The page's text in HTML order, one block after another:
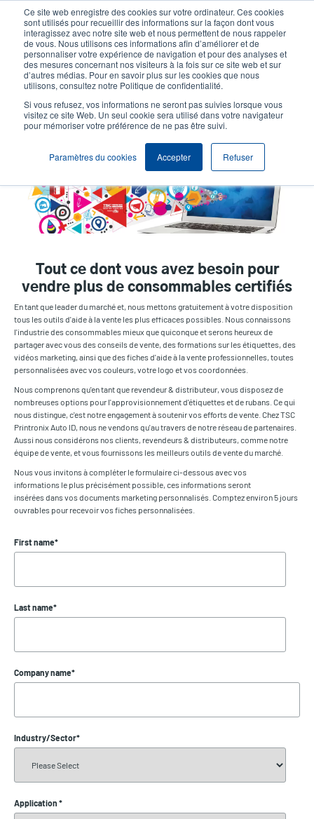
Ce site web enregistre des cookies sur votre ordinateur. Ces cookies
sont utilisés pour recueillir des informations sur la façon dont vous
interagissez avec notre site web et nous permettent de nous rappeler
de vous. Nous utilisons ces informations afin d’améliorer et de
personnaliser votre expérience de navigation et pour des analyses et
des mesures concernant nos visiteurs à la fois sur ce site web et sur
d’autres médias. Pour en savoir plus sur les cookies que nous
utilisons, consultez notre Politique de confidentialité.
Si vous refusez, vos informations ne seront pas suivies lorsque vous
visitez ce site Web. Un seul cookie sera utilisé dans votre navigateur
pour mémoriser votre préférence de ne pas être suivi.
Paramètres du cookies Accepter Refuser
contenu
principal
User
account
menu
User
Header
Sélection Produits Contact Commercial
Outils marketing personnalisés
Tout ce dont vous avez besoin pour
vendre plus de consommables certifiés
En tant que leader du marché et, nous mettons gratuitement à votre disposition
tous les outils d'aide à la vente les plus efficaces possibles. Nous connaissons
l'industrie des consommables mieux que quiconque et serons heureux de
partager avec vous des conseils de vente, des formations sur les étiquettes, des
vidéos marketing, ainsi que des fiches d'aide à la vente professionnelles, toutes
personnalisées avec vos couleurs, votre logo et vos coordonnées.
Nous comprenons qu'en tant que revendeur & distributeur, vous disposez de
nombreuses options pour l'approvisionnement d'étiquettes et de rubans. Ce qui
nous distingue, c'est notre engagement à soutenir vos efforts de vente. Chez TSC
Printronix Auto ID, nous ne vendons qu'au travers de notre réseau de partenaires.
Aussi nous considérons nos clients, revendeurs & distributeurs, comme notre
équipe de vente, et vous fournissons les meilleurs outils de vente du marché.
Nous vous invitons à compléter le formulaire ci-dessous avec vos
informations le plus précisément possible, ces informations seront
insérées dans vos documents marketing personnalisés. Comptez environ 5 jours
ouvrables pour recevoir vos fiches personnalisées.
First name*
Last name*
Company name*
Industry/Sector*
Application *